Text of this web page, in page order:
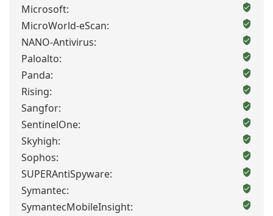
Microsoft:
MicroWorld-eScan:
NANO-Antivirus:
Paloalto:
Panda:
Rising:
Sangfor:
SentinelOne:
Skyhigh:
Sophos:
SUPERAntiSpyware:
Symantec:
SymantecMobileInsight: